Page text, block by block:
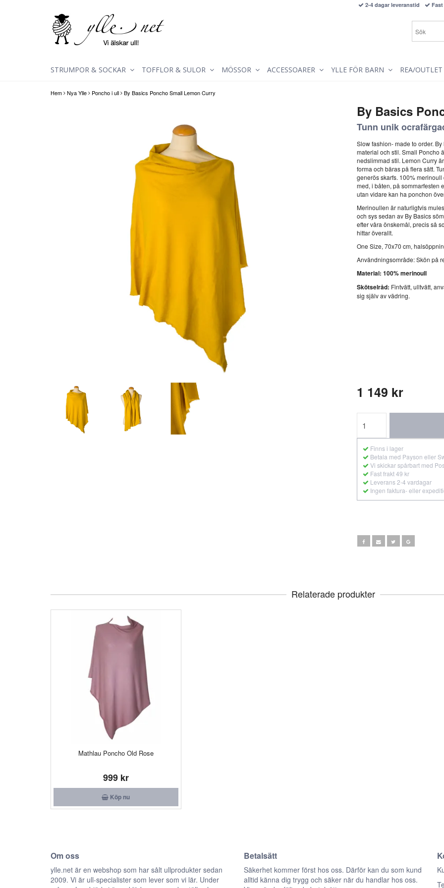
Hem Nya Ylle Poncho i ull By Basics Poncho Small Lemon Curry
By Basics
Tunn unik
Slow fashion- made to order.
material och stil. Small Poncho
nedslimmad stil. Lemon Curry
forma och bäras på flera sätt.
generös skarfs. 100%
med, i båten, på sommarfesten
utan vidare kan ha ponchon
Merinoullen är naturligtvis
och sys sedan av By Basics
efter våra önskemål, precis så
hittar överallt.
One Size, 70x70 cm,
Användningsområde: Skön på
Material: 100% merinoull
Skötselråd: Fintvätt, ulltvätt,
sig själv av vädring.
1 149 kr
Finns i lager
Betala med Payson eller
Vi skickar spårbart med
Fast frakt 49 kr
Leverans 2-4 vardagar
Ingen faktura- eller
Relaterade produkter
Mathlau Poncho Old Rose
999 kr
Köp nu
Om oss
ylle.net är en webshop som har sålt ullprodukter sedan
2009. Vi är ull-specialister som lever som vi lär. Under
Betalsätt
Säkerhet kommer först hos oss. Därför kan du som kund
alltid känna dig trygg och säker när du handlar hos oss.
2-4 dagar leveranstid
STRUMPOR & SOCKAR TOFFLOR & SULOR MÖSSOR ACCESSOARER YLLE FÖR BARN REA/OUTLET